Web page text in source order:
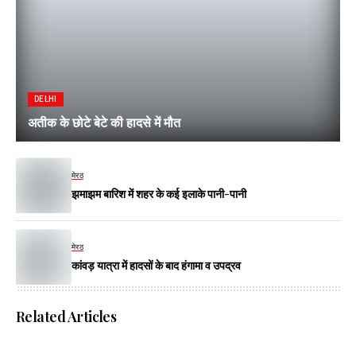
DELHI
अतीक के छोटे बेटे की हादसे में मौत
मेरठ
झमाझम बारिश में शहर के कई इलाके पानी-पानी
मेरठ
कांवड़ यात्रा में हादसों के बाद हंगामा व उपद्रव
Related Articles